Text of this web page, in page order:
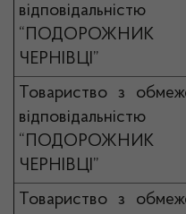
відповідальністю
“ПОДОРОЖНИК
ЧЕРНІВЦІ”
Товариство з
відповідальністю
“ПОДОРОЖНИК
ЧЕРНІВЦІ”
Товариство з